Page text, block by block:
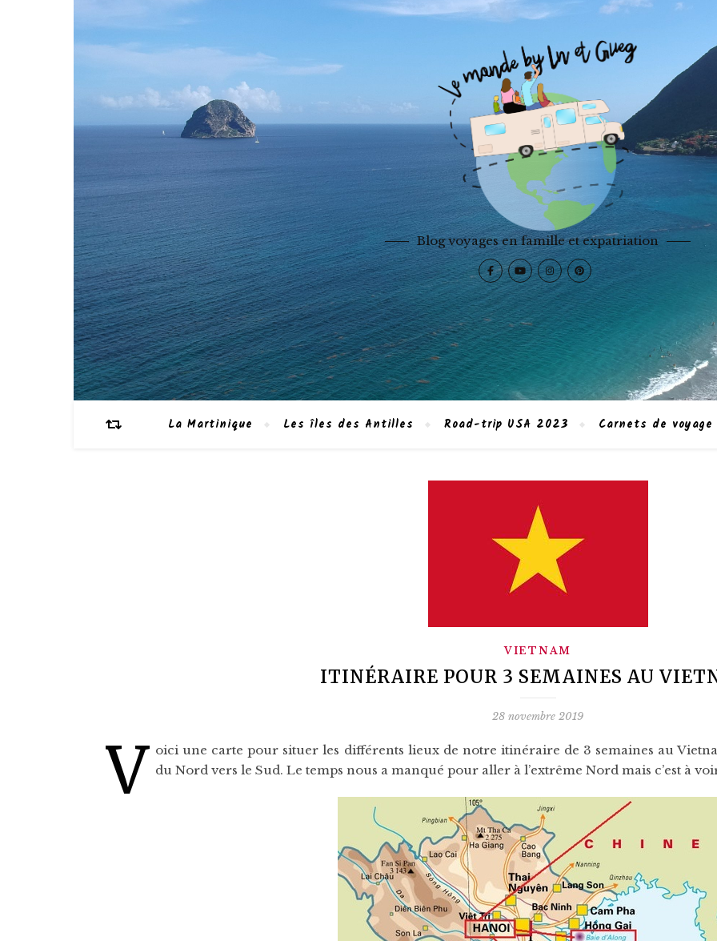
Blog voyages en famille et expatriation
La Martinique Les îles des Antilles Road-trip USA 2023 Carnets de
VIETNAM
ITINÉRAIRE POUR 3 SEMAINES AU
28 novembre 2019
V oici une carte pour situer les différents lieux de notre itinéraire de 3 semaines au
du Nord vers le Sud. Le temps nous a manqué pour aller à l’extrême Nord mais c’est à